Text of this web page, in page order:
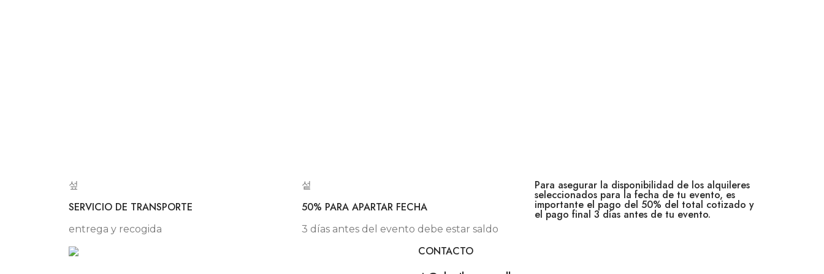
SERVICIO DE TRANSPORTE
entrega y recogida
50% PARA APARTAR FECHA
3 días antes del evento debe estar saldo
Para asegurar la disponibilidad de los alquileres
seleccionados para la fecha de tu evento, es
importante el pago del 50% del total cotizado y
el pago final 3 días antes de tu evento.
CONTACTO